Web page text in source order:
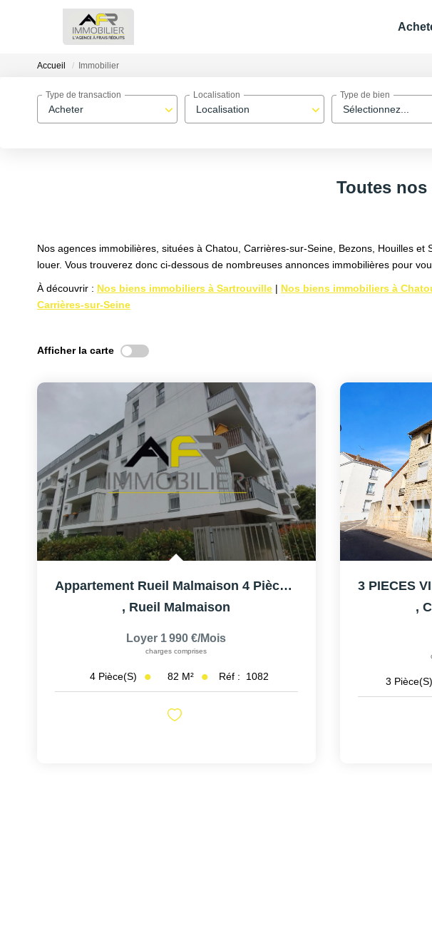
Accueil Immobilier
Acheter
Type de transaction
Localisation
Localisation
Sélectionnez...
Type de bien
Toutes
Nos agences immobilières, situées à Chatou, Carrières-sur-Seine, Bezons, Houilles
louer. Vous trouverez donc ci-dessous de nombreuses annonces immobilières pour
À découvrir : Nos biens immobiliers à Sartrouville | Nos biens immobiliers à
Carrières-sur-Seine
Afficher la carte
Appartement Rueil Malmaison 4 Pièce(s) 82 M2
, Rueil Malmaison
Loyer 1 990 €/mois
charges comprises
4 Pièce(s) 82 M² Réf : 1082
,
3 Pièce(s)